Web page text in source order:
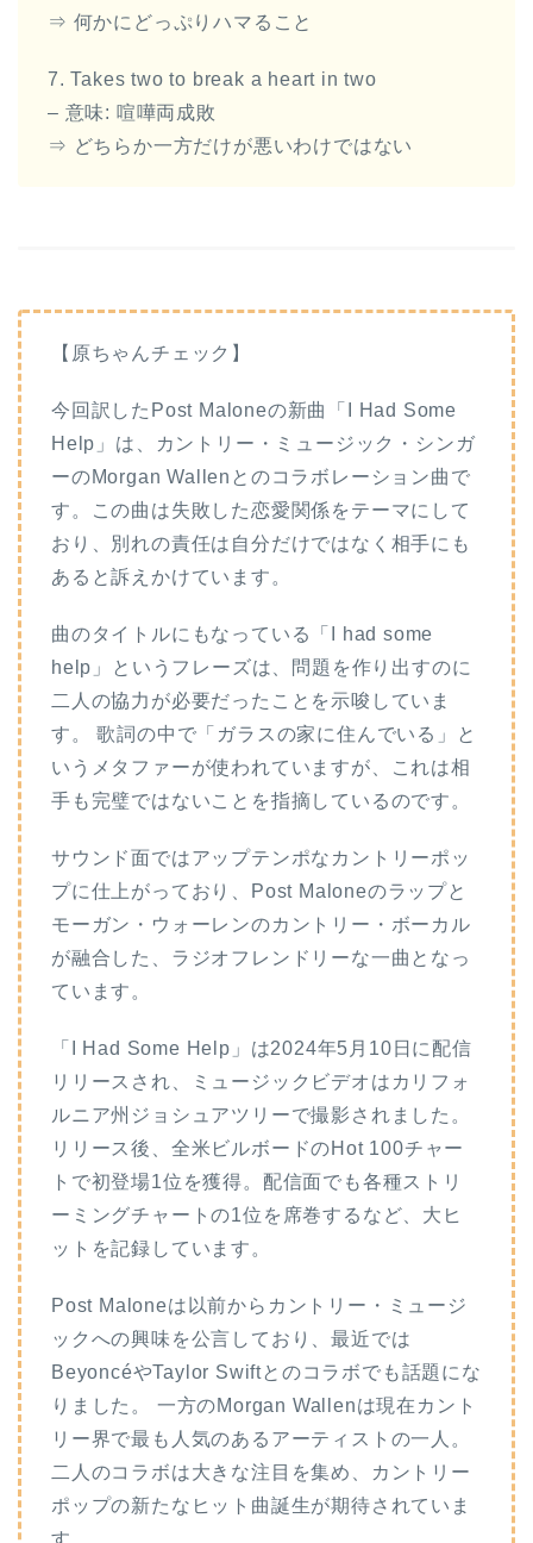
⇒ 何かにどっぷりハマること
7. Takes two to break a heart in two
– 意味: 喧嘩両成敗
⇒ どちらか一方だけが悪いわけではない
【原ちゃんチェック】
今回訳したPost Maloneの新曲「I Had Some
Help」は、カントリー・ミュージック・シンガ
ーのMorgan Wallenとのコラボレーション曲で
す。この曲は失敗した恋愛関係をテーマにして
おり、別れの責任は自分だけではなく相手にも
あると訴えかけています。
曲のタイトルにもなっている「I had some
help」というフレーズは、問題を作り出すのに
二人の協力が必要だったことを示唆していま
す。 歌詞の中で「ガラスの家に住んでいる」と
いうメタファーが使われていますが、これは相
手も完璧ではないことを指摘しているのです。
サウンド面ではアップテンポなカントリーポッ
プに仕上がっており、Post Maloneのラップと
モーガン・ウォーレンのカントリー・ボーカル
が融合した、ラジオフレンドリーな一曲となっ
ています。
「I Had Some Help」は2024年5月10日に配信
リリースされ、ミュージックビデオはカリフォ
ルニア州ジョシュアツリーで撮影されました。
リリース後、全米ビルボードのHot 100チャー
トで初登場1位を獲得。配信面でも各種ストリ
ーミングチャートの1位を席巻するなど、大ヒ
ットを記録しています。
Post Maloneは以前からカントリー・ミュージ
ックへの興味を公言しており、最近では
BeyoncéやTaylor Swiftとのコラボでも話題にな
りました。 一方のMorgan Wallenは現在カント
リー界で最も人気のあるアーティストの一人。
二人のコラボは大きな注目を集め、カントリー
ポップの新たなヒット曲誕生が期待されていま
す。